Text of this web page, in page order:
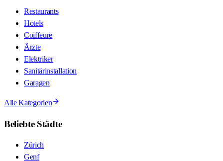
Restaurants
Hotels
Coiffeure
Ärzte
Elektriker
Sanitärinstallation
Garagen
Alle Kategorien
Beliebte Städte
Zürich
Genf